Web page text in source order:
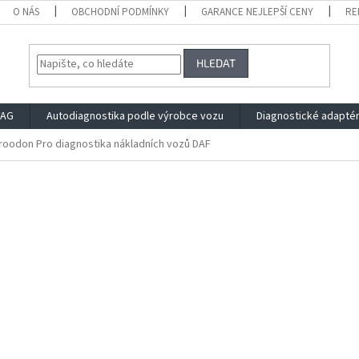
O NÁS OBCHODNÍ PODMÍNKY GARANCE NEJLEPŠÍ CENY
HLEDAT
Autodiagnostika podle výrobce vozu Diagnostické
Pro diagnostika nákladních vozů DAF